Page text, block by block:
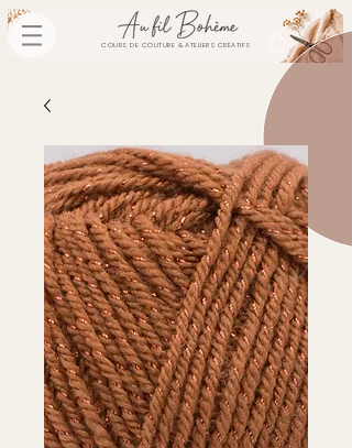
COURS DE COUTURE & ATELIERS CRÉATIFS